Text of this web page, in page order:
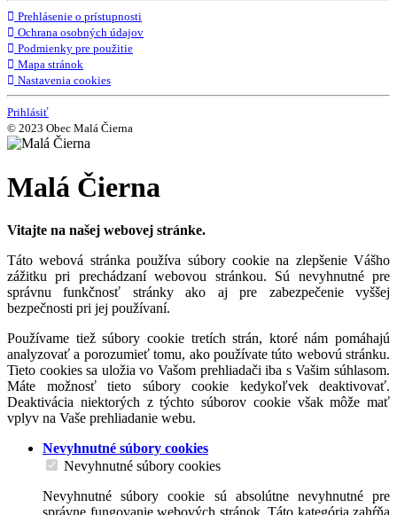
Prehlásenie o prístupnosti
Ochrana osobných údajov
Podmienky pre použitie
Mapa stránok
Nastavenia cookies
Prihlásiť
© 2023 Obec Malá Čierna
Malá Čierna
Vitajte na našej webovej stránke.
Táto webová stránka používa súbory cookie na zlepšenie Vášho
zážitku pri prechádzaní webovou stránkou. Sú nevyhnutné pre
správnu funkčnosť stránky ako aj pre zabezpečenie vyššej
bezpečnosti pri jej používaní.
Používame tiež súbory cookie tretích strán, ktoré nám pomáhajú
analyzovať a porozumieť tomu, ako používate túto webovú stránku.
Tieto cookies sa uložia vo Vašom prehliadači iba s Vašim súhlasom.
Máte možnosť tieto súbory cookie kedykoľvek deaktivovať.
Deaktivácia niektorých z týchto súborov cookie však môže mať
vplyv na Vaše prehliadanie webu.
Nevyhnutné súbory cookies
Nevyhnutné súbory cookies
Nevyhnutné súbory cookie sú absolútne nevyhnutné pre
správne fungovanie webových stránok. Táto kategória zahŕňa